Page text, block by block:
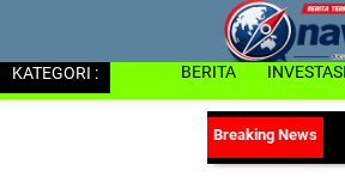
KATEGORI : BERITA INVESTASI